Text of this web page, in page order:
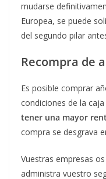
mudarse
Europea, se puede
del segundo pilar
Recompra de
Es posible comprar
condiciones de la
tener una mayor
compra se desgrava
Vuestras empresas
administra vuestro